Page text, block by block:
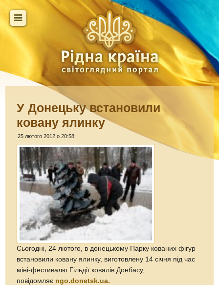
У Донецьку встановили
ковану ялинку
25 лютого 2012 о 20:58
Сьогодні, 24 лютого, в донецькому Парку кованих фігур
встановили ковану ялинку, виготовлену 14 січня під час
міні-фестивалю Гільдії ковалів Донбасу,
повідомляє ngo.donetsk.ua.